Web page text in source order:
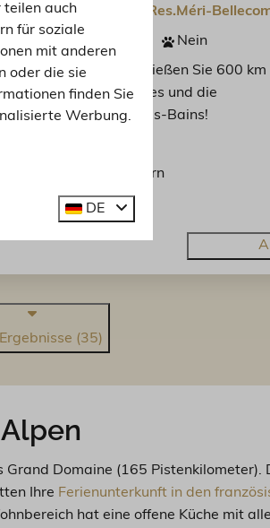
der Gondel entfernt | Res.Méri-
Nein
im Zentrum. Genießen Sie 600 km
in Les Trois Vallees und die
in Brides-Les-Bains!
geräumig und modern
Stadtzentrum
(35)
Domaine (165 Pistenkilometer).
Ihre Ferienunterkunft in den
hat eine offene Küche mit
teilen auch
für soziale
mit anderen
oder die sie
finden Sie
Werbung.
DE